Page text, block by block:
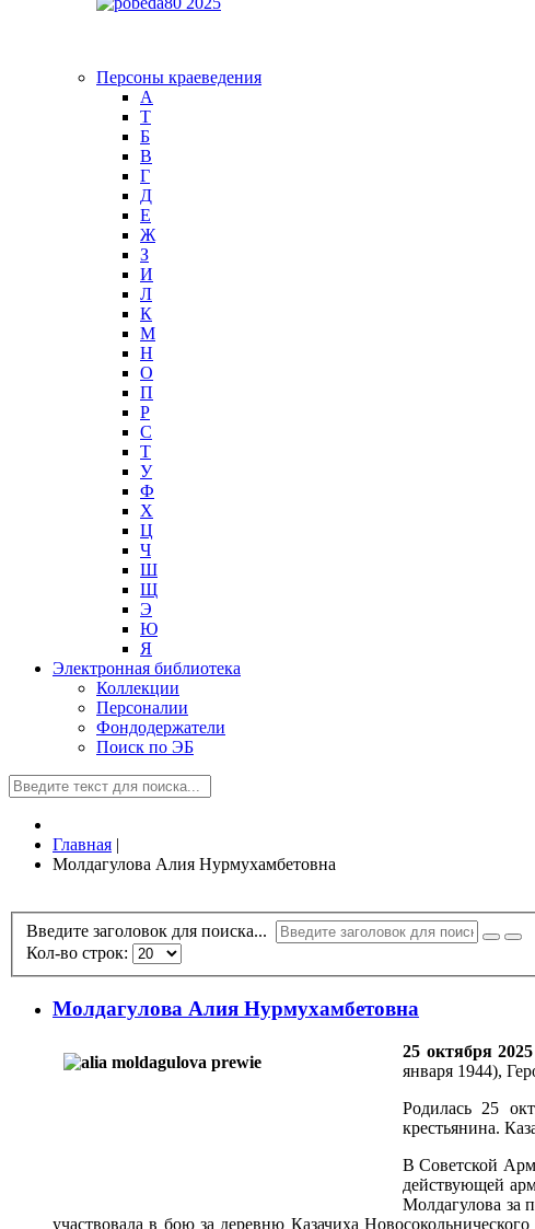
Персоны краеведения
А
T
Б
В
Г
Д
Е
Ж
З
И
Л
К
М
Н
О
П
Р
С
Т
У
Ф
Х
Ц
Ч
Ш
Щ
Э
Ю
Я
Электронная библиотека
Коллекции
Персоналии
Фондодержатели
Поиск по ЭБ
Главная |
Молдагулова Алия Нурмухамбетовна
Введите заголовок для поиска...
Кол-во строк:
Молдагулова Алия Нурмухамбетовна
25 октября
января 1944),
Родилась 25
крестьянина.
В Советской
действую­щей
Молдагулова за
участвовала в бою за деревню Казачиха